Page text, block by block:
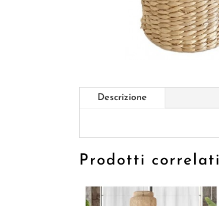
Descrizione
Prodotti correlati